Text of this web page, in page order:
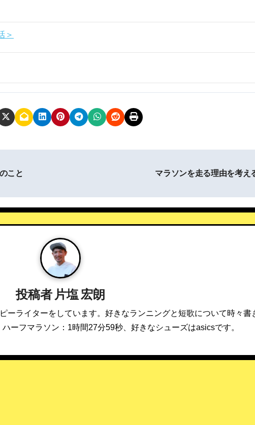
＞
こと マラソンを走る理由を考え
投稿者 片塩 宏朗
ーライターをしています。好きなランニングと短歌について時々書
ーフマラソン：1時間27分59秒、好きなシューズはasicsです。